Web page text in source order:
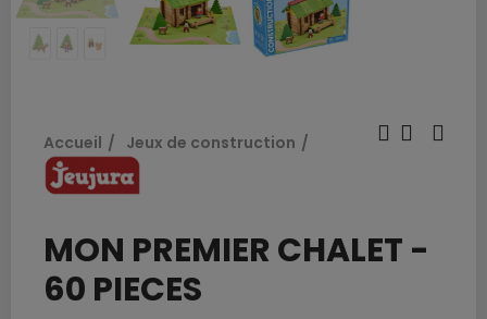
Accueil Jeux de construction
MON PREMIER CHALET -
60 PIECES